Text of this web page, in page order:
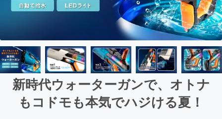
新時代ウォーターガンで、オトナ
もコドモも本気でハジける夏！